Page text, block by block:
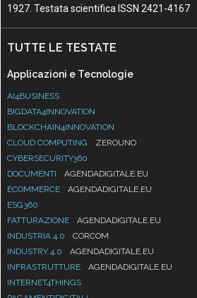
1927. Testata scientifica ISSN 2421-4167
TUTTE LE TESTATE
Applicazioni e Tecnologie
AI4BUSINESS
BIGDATA4INNOVATION
BLOCKCHAIN4INNOVATION
CLOUD COMPUTING
ZEROUNO
CYBERSECURITY360
DOCUMENTI
AGENDADIGITALE.EU
ECOMMERCE
AGENDADIGITALE.EU
ESG360
FATTURAZIONE
AGENDADIGITALE.EU
INDUSTRIA 4.0
CORCOM
INDUSTRY 4.0
AGENDADIGITALE.EU
INFRASTRUTTURE
AGENDADIGITALE.EU
INTERNET4THINGS